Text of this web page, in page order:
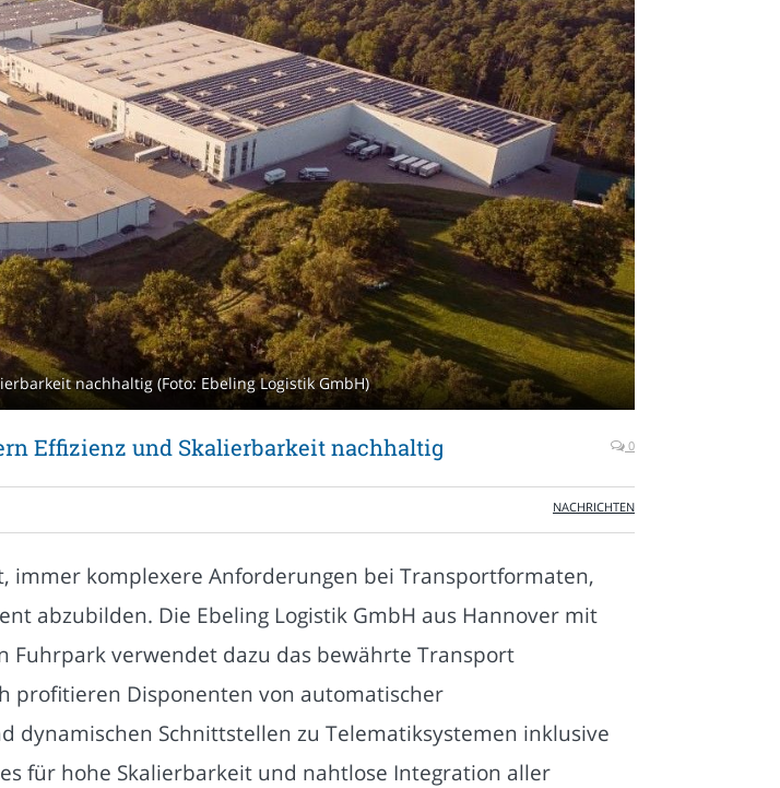
nachhaltig (Foto: Ebeling Logistik GmbH)
Effizienz und Skalierbarkeit nachhaltig 0
NACHRICHTEN
komplexere Anforderungen bei Transportformaten,
abzubilden. Die Ebeling Logistik GmbH aus Hannover mit
verwendet dazu das bewährte Transport
profitieren Disponenten von automatischer
dynamischen Schnittstellen zu Telematiksystemen inklusive
für hohe Skalierbarkeit und nahtlose Integration aller